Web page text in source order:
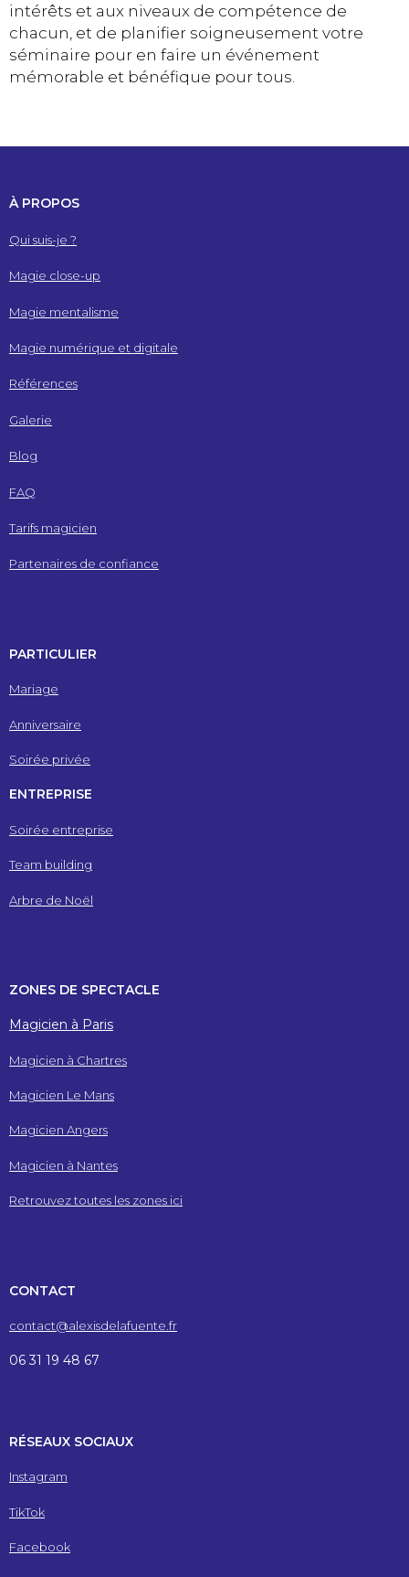
intérêts et aux niveaux de compétence de
chacun, et de planifier soigneusement votre
séminaire pour en faire un événement
mémorable et bénéfique pour tous.
À PROPOS
Qui suis-je ?
Magie close-up
Magie mentalisme
Magie numérique et digitale
Références
Galerie
Blog
FAQ
Tarifs magicien
Partenaires de confiance
PARTICULIER
Mariage
Anniversaire
Soirée privée
ENTREPRISE
Soirée entreprise
Team building
Arbre de Noël
ZONES DE SPECTACLE
Magicien à Paris
Magicien à Chartres
Magicien Le Mans
Magicien Angers
Magicien à Nantes
Retrouvez toutes les zones ici
CONTACT
contact@alexisdelafuente.fr
06 31 19 48 67
RÉSEAUX SOCIAUX
Instagram
TikTok
Facebook